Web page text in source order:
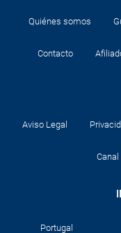
Quiénes somos
Contacto
Aviso Legal
Canal
Portugal